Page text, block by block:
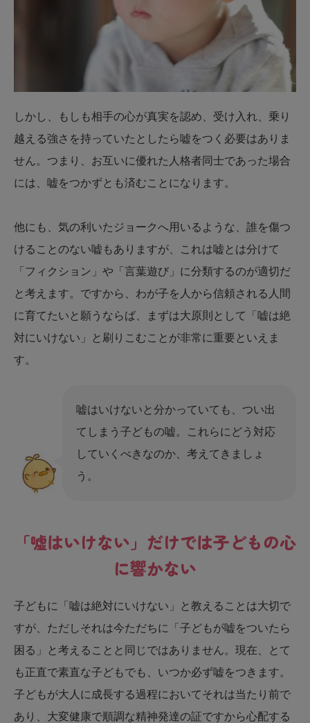
しかし、もしも相手の心が真実を認め、受け入れ、乗り
越える強さを持っていたとしたら嘘をつく必要はありま
せん。つまり、お互いに優れた人格者同士であった場合
には、嘘をつかずとも済むことになります。
他にも、気の利いたジョークへ用いるような、誰を傷つ
けることのない嘘もありますが、これは嘘とは分けて
「フィクション」や「言葉遊び」に分類するのが適切だ
と考えます。ですから、わが子を人から信頼される人間
に育てたいと願うならば、まずは大原則として「嘘は絶
対にいけない」と刷りこむことが非常に重要といえま
す。
嘘はいけないと分かっていても、つい出
てしまう子どもの嘘。これらにどう対応
していくべきなのか、考えてきましょ
う。
「嘘はいけない」だけでは子どもの心
に響かない
子どもに「嘘は絶対にいけない」と教えることは大切で
すが、ただしそれは今ただちに「子どもが嘘をついたら
困る」と考えることと同じではありません。現在、とて
も正直で素直な子どもでも、いつか必ず嘘をつきます。
子どもが大人に成長する過程においてそれは当たり前で
あり、大変健康で順調な精神発達の証ですから心配する